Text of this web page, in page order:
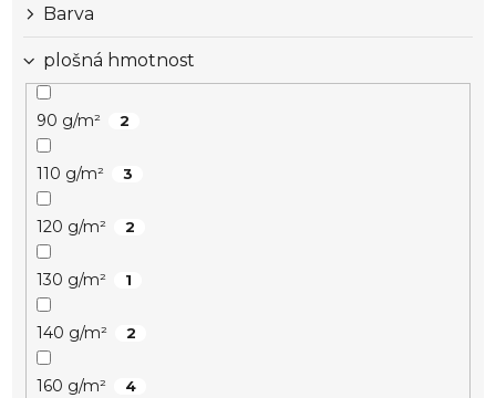
Barva
plošná hmotnost
90 g/m² 2
110 g/m² 3
120 g/m² 2
130 g/m² 1
140 g/m² 2
160 g/m² 4